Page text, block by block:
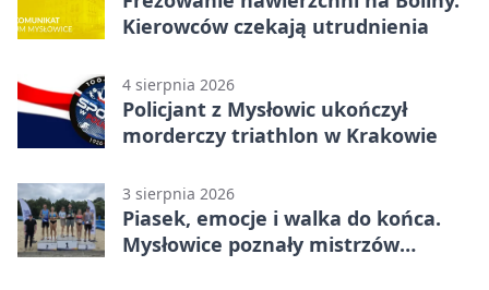
Kierowców czekają utrudnienia
4 sierpnia 2026
Policjant z Mysłowic ukończył
morderczy triathlon w Krakowie
3 sierpnia 2026
Piasek, emocje i walka do końca.
Mysłowice poznały mistrzów